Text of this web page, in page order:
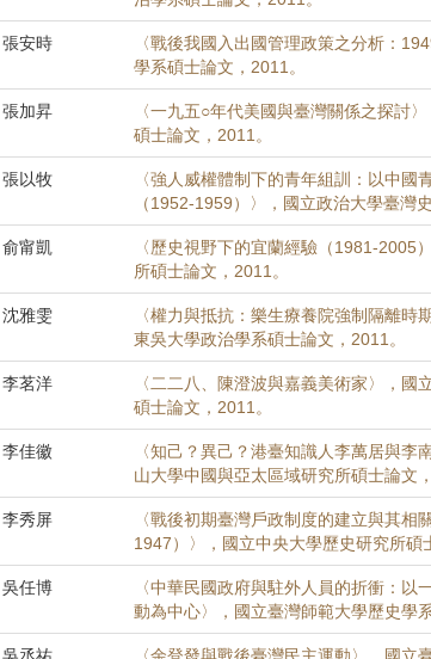
張安時
〈戰後我國入出國管理政策之分析：
學系碩士論文，2011。
張加昇
〈一九五○年代美國與臺灣關係之探討
碩士論文，2011。
張以牧
〈強人威權體制下的青年組訓：以中國
（1952-1959）〉，國立政治大學臺灣
俞甯凱
〈歷史視野下的宜蘭經驗（1981-2005
所碩士論文，2011。
沈雅雯
〈權力與抵抗：樂生療養院強制隔離時
東吳大學政治學系碩士論文，2011。
李茗洋
〈二二八、陳澄波與嘉義美術家〉，國
碩士論文，2011。
李佳徽
〈知己？異己？港臺知識人李萬居與李
山大學中國與亞太區域研究所碩士論文
李秀屏
〈戰後初期臺灣戶政制度的建立與其相
1947）〉，國立中央大學歷史研究所碩
吳任博
〈中華民國政府與駐外人員的折衝：以
動為中心〉，國立臺灣師範大學歷史學